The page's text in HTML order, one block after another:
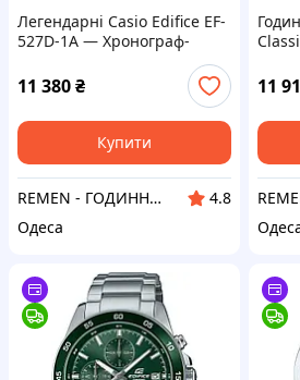
Легендарні Casio Edifice EF-
527D-1A — Хронограф-
авіатор, сталевий корпус,
100м водозахист
11 380₴
Купити
REMEN - ГОДИННИК ЛУЧШИЙ ПОДАРУНОК
4.8
Одеса
11